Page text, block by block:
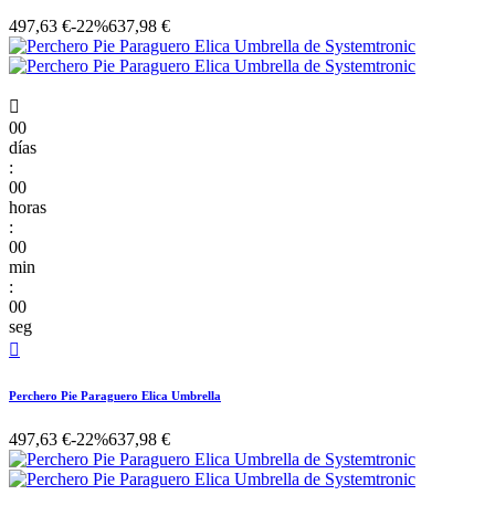
497,63 €-22%637,98 €

00
días
:
00
horas
:
00
min
:
00
seg

Perchero Pie Paraguero Elica Umbrella
497,63 €-22%637,98 €